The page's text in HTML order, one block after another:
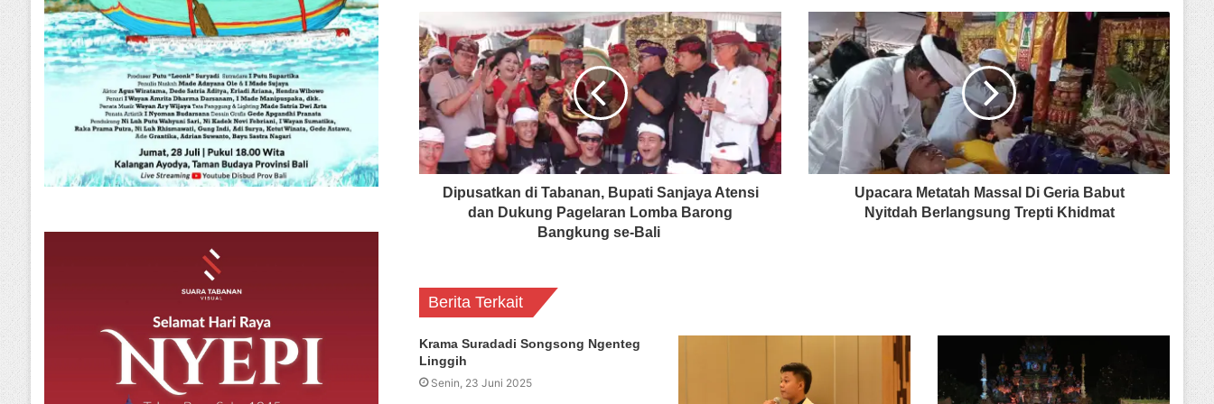
Dipusatkan di Tabanan, Bupati Sanjaya Atensi
dan Dukung Pagelaran Lomba Barong
Bangkung se-Bali
Upacara Metatah Massal Di Geria Babut
Nyitdah Berlangsung Trepti Khidmat
Berita Terkait
Krama Suradadi Songsong Ngenteg
Linggih
Senin, 23 Juni 2025